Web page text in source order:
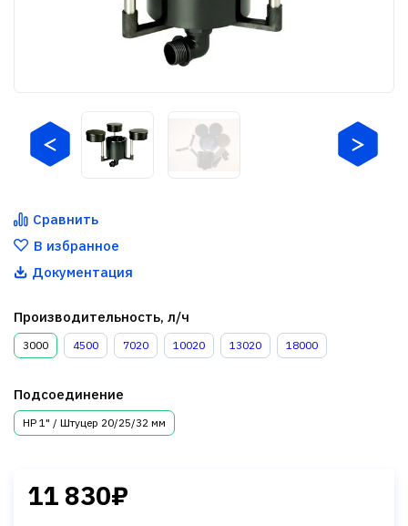
Сравнить
В избранное
Документация
Производительность, л/ч
3000 4500 7020 10020 13020 18000
Подсоединение
НР 1" / Штуцер 20/25/32 мм
11 830₽